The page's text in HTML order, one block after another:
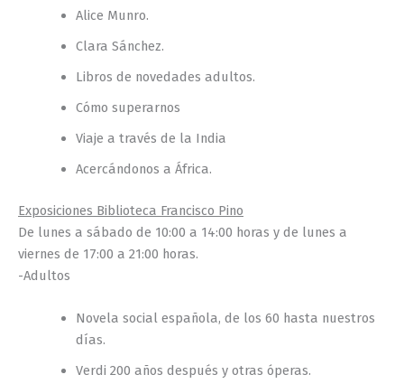
Alice Munro.
Clara Sánchez.
Libros de novedades adultos.
Cómo superarnos
Viaje a través de la India
Acercándonos a África.
Exposiciones Biblioteca Francisco Pino
De lunes a sábado de 10:00 a 14:00 horas y de lunes a
viernes de 17:00 a 21:00 horas.
-Adultos
Novela social española, de los 60 hasta nuestros
días.
Verdi 200 años después y otras óperas.